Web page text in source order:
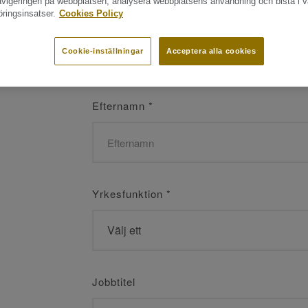
Namn
Efternamn *
Yrkesfunktion *
Jobbtitel
Cookies Policy
Acceptera alla cookies
Cookie-inställningar